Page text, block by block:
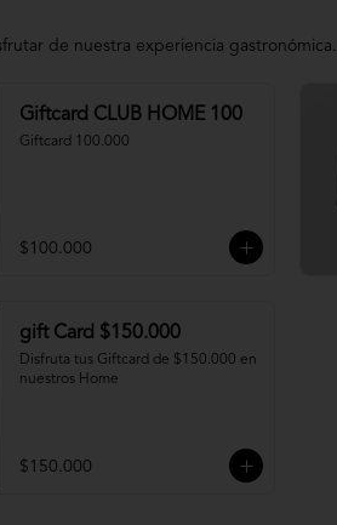
de nuestra experiencia gastronómica.
Giftcard CLUB HOME 100
Giftcard 100.000
$100.000
gift Card $150.000
Disfruta tus Giftcard de $150.000 en
nuestros Home
$150.000